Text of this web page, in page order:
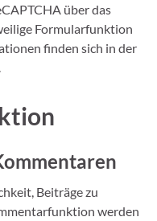
über das
Formularfunktion
finden sich in der
Beiträge zu
werden